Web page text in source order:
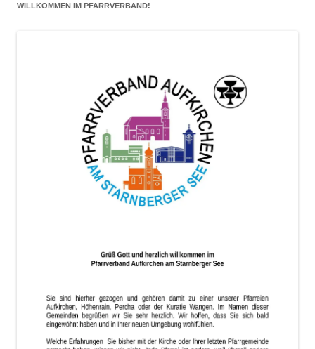
WILLKOMMEN IM PFARRVERBAND!